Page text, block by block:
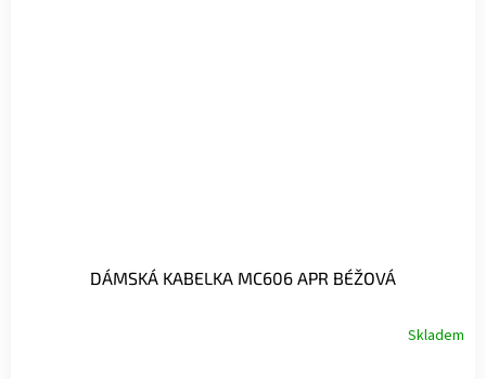
DÁMSKÁ KABELKA MC606 APR BÉŽOVÁ
Skladem